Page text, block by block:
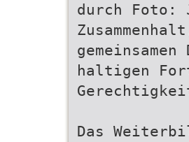
durch Foto:
haltigen
Das